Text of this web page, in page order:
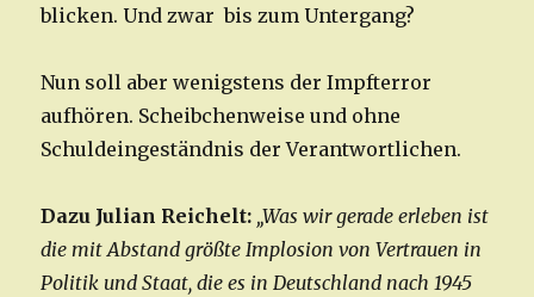
blicken. Und zwar bis zum Untergang?
Nun soll aber wenigstens der Impfterror
aufhören. Scheibchenweise und ohne
Schuldeingeständnis der Verantwortlichen.
Dazu Julian Reichelt: „Was wir gerade erleben ist
die mit Abstand größte Implosion von Vertrauen in
Politik und Staat, die es in Deutschland nach 1945